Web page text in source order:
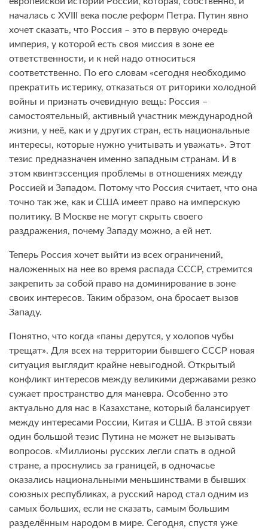
началась с XVIII века после реформ Петра. Путин явно
хочет сказать, что Россия – это в первую очередь
империя, у которой есть своя миссия в зоне ее
ответственности, и к ней надо относиться
соответственно. По его словам «сегодня необходимо
прекратить истерику, отказаться от риторики холодной
войны и признать очевидную вещь: Россия –
самостоятельный, активный участник международной
жизни, у неё, как и у других стран, есть национальные
интересы, которые нужно учитывать и уважать». Этот
тезис предназначен именно западным странам. И в
этом квинтэссенция проблемы в отношениях между
Россией и Западом. Потому что Россия считает, что она
точно так же, как и США имеет право на имперскую
политику. В Москве не могут скрыть своего
раздражения, почему Западу можно, а ей нет.
Теперь Россия хочет выйти из всех ограничений,
наложенных на нее во время распада СССР, стремится
закрепить за собой право на доминирование в зоне
своих интересов. Таким образом, она бросает вызов
Западу.
Понятно, что когда «паны дерутся, у холопов чубы
трещат». Для всех на территории бывшего СССР новая
ситуация выглядит крайне невыгодной. Открытый
конфликт интересов между великими державами резко
сужает пространство для маневра. Особенно это
актуально для нас в Казахстане, который балансирует
между интересами России, Китая и США. В этой связи
один большой тезис Путина не может не вызывать
вопросов. «Миллионы русских легли спать в одной
стране, а проснулись за границей, в одночасье
оказались национальными меньшинствами в бывших
союзных республиках, а русский народ стал одним из
самых больших, если не сказать, самым большим
разделённым народом в мире. Сегодня, спустя уже